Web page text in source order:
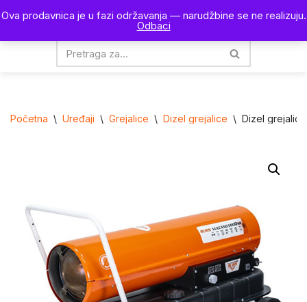
Ova prodavnica je u fazi održavanja — narudžbine se ne realizuju.
Odbaci
na
0
Početna \ Uređaji \ Grejalice \ Dizel grejalice \ Dizel